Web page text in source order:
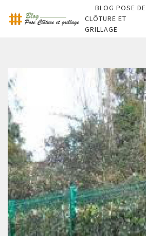
BLOG POSE DE
CLÔTURE ET
GRILLAGE